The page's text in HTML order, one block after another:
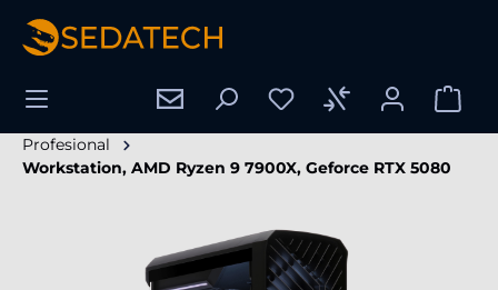
principal
Profesional
Workstation, AMD Ryzen 9 7900X, Geforce RTX 5080
Omitir galería de imágenes